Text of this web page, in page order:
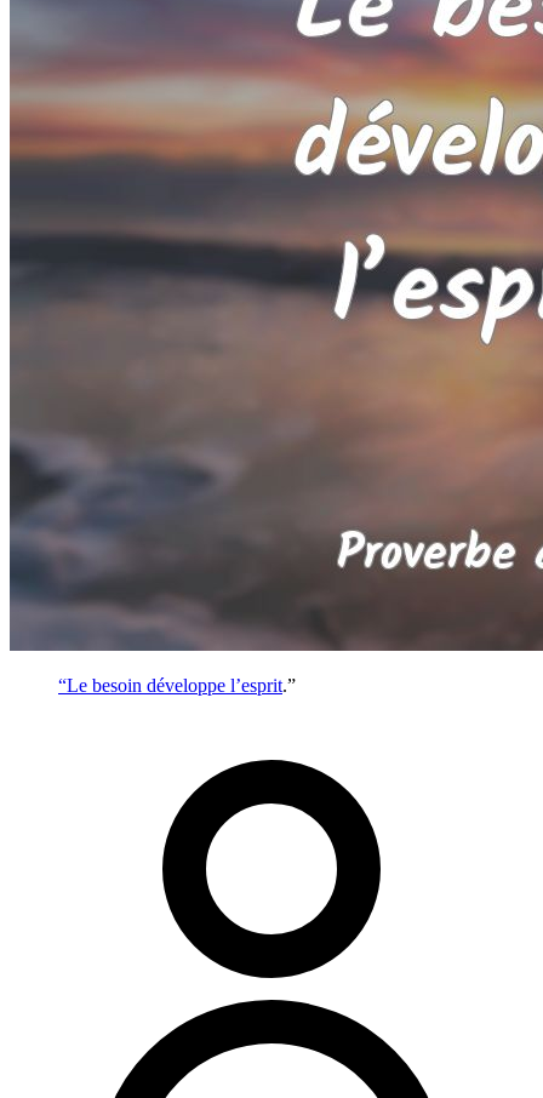
“Le besoin développe l’esprit.”